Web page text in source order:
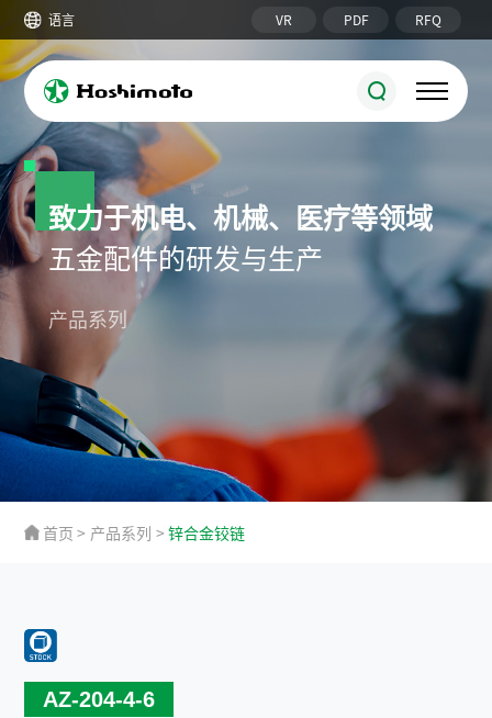
语言 VR PDF RFQ
机柜锁附件
接地端子/铜排 六角/圆形螺柱 搭扣/磁门吸
致力于机电、机械、医疗等领域
五金配件的研发与生产
产品系列
首页 > 产品系列 > 锌合金铰链
AZ-204-4-6